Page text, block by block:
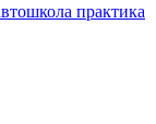
практика